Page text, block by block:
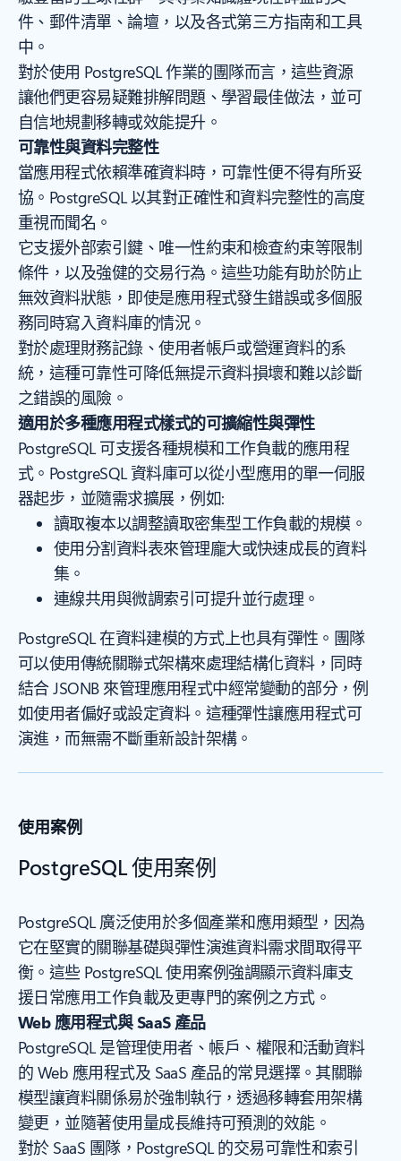
件、郵件清單、論壇，以及各式第三方指南和工具
中。
對於使用 PostgreSQL 作業的團隊而言，這些資源
讓他們更容易疑難排解問題、學習最佳做法，並可
自信地規劃移轉或效能提升。
可靠性與資料完整性
當應用程式依賴準確資料時，可靠性便不得有所妥
協。PostgreSQL 以其對正確性和資料完整性的高度
重視而聞名。
它支援外部索引鍵、唯一性約束和檢查約束等限制
條件，以及強健的交易行為。這些功能有助於防止
無效資料狀態，即使是應用程式發生錯誤或多個服
務同時寫入資料庫的情況。
對於處理財務記錄、使用者帳戶或營運資料的系
統，這種可靠性可降低無提示資料損壞和難以診斷
之錯誤的風險。
適用於多種應用程式樣式的可擴縮性與彈性
PostgreSQL 可支援各種規模和工作負載的應用程
式。PostgreSQL 資料庫可以從小型應用的單一伺服
器起步，並隨需求擴展，例如:
讀取複本以調整讀取密集型工作負載的規模。
使用分割資料表來管理龐大或快速成長的資料
集。
連線共用與微調索引可提升並行處理。
PostgreSQL 在資料建模的方式上也具有彈性。團隊
可以使用傳統關聯式架構來處理結構化資料，同時
結合 JSONB 來管理應用程式中經常變動的部分，例
如使用者偏好或設定資料。這種彈性讓應用程式可
演進，而無需不斷重新設計架構。
使用案例
PostgreSQL 使用案例
PostgreSQL 廣泛使用於多個產業和應用類型，因為
它在堅實的關聯基礎與彈性演進資料需求間取得平
衡。這些 PostgreSQL 使用案例強調顯示資料庫支
援日常應用工作負載及更專門的案例之方式。
Web 應用程式與 SaaS 產品
PostgreSQL 是管理使用者、帳戶、權限和活動資料
的 Web 應用程式及 SaaS 產品的常見選擇。其關聯
模型讓資料關係易於強制執行，透過移轉套用架構
變更，並隨著使用量成長維持可預測的效能。
對於 SaaS 團隊，PostgreSQL 的交易可靠性和索引